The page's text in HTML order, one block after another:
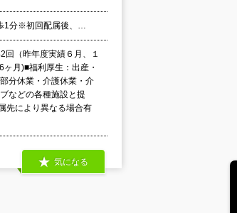
1分※初回配属後、…
（昨年度実績６月、１
月)■福利厚生：出産・
分休業・介護休業・介
などの各種施設と提
先により異なる場合有
気になる